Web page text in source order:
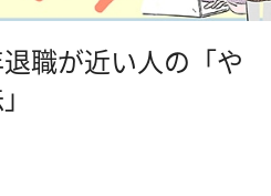
職が近い人の「や